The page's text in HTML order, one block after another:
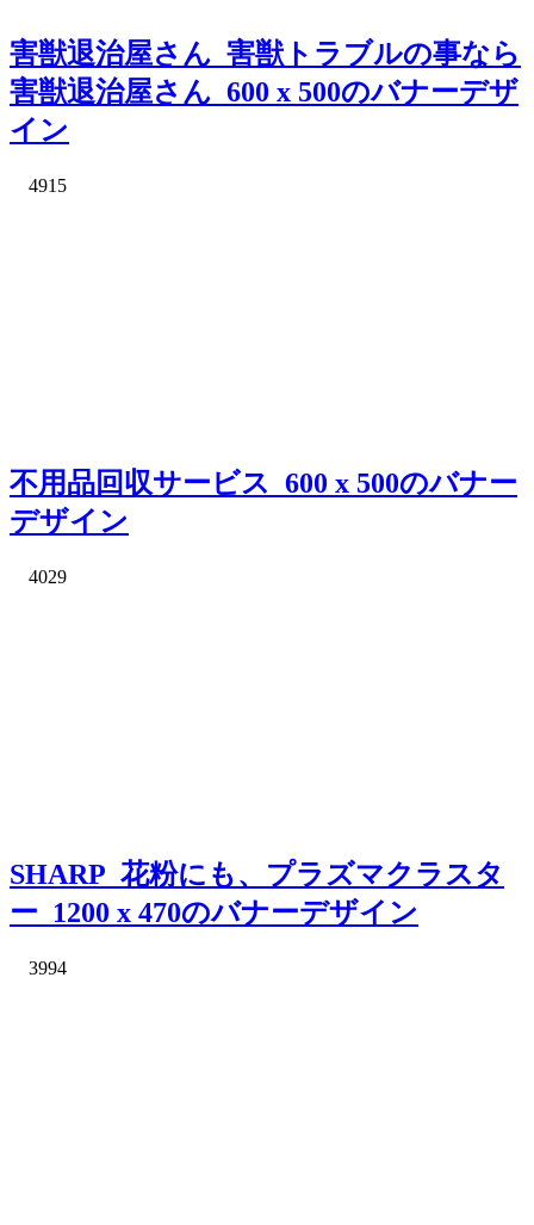
害獣退治屋さん_害獣トラブルの事なら
害獣退治屋さん_600 x 500のバナーデザ
イン
4915
不用品回収サービス_600 x 500のバナー
デザイン
4029
SHARP_花粉にも、プラズマクラスタ
ー_1200 x 470のバナーデザイン
3994